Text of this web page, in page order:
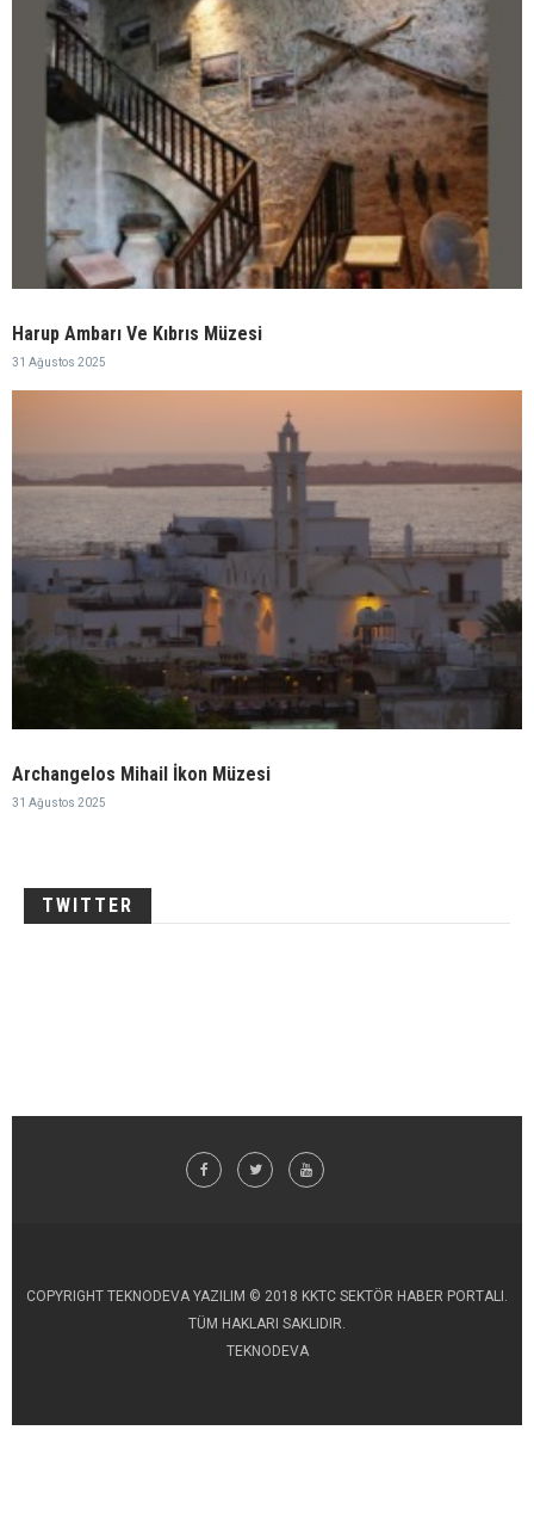
Harup Ambarı Ve Kıbrıs Müzesi
31 Ağustos 2025
Archangelos Mihail İkon Müzesi
31 Ağustos 2025
TWITTER
COPYRIGHT TEKNODEVA YAZILIM © 2018 KKTC SEKTÖR HABER PORTALI.
TÜM HAKLARI SAKLIDIR.
TEKNODEVA